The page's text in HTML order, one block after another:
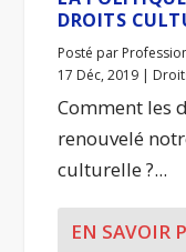
DROITS
Posté par
17 Déc, 2019 |
Comment les
renouvelé
culturelle ?...
EN SAVOIR